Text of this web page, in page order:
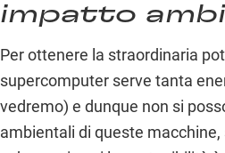
impatto
Per ottenere la straordinaria
supercomputer serve tanta
vedremo) e dunque non si
ambientali di queste